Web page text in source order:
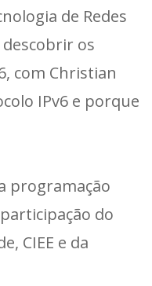
de Redes
os
com Christian
IPv6 e porque
programação
do
CIEE e da